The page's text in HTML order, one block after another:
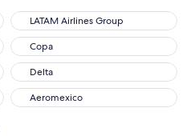
LATAM Airlines Group
LATAM Airlines Group
Copa
Copa
Delta
Delta
Aeromexico
Aeromexico